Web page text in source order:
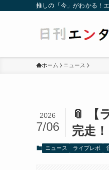
推しの「今」がわかる！
ホーム ニュース
📎 【
完走！
2026
7/06
ニュース ライブレポ